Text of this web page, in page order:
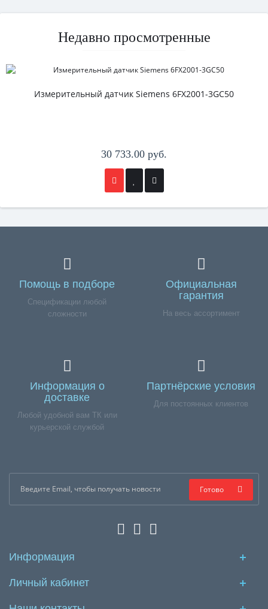
Недавно просмотренные
Измерительный датчик Siemens 6FX2001-3GC50
30 733.00 руб.
Помощь в подборе
Спецификации любой
сложности
Официальная
гарантия
На весь ассортимент
Информация о
доставке
Любой удобной вам ТК или
курьерской службой
Партнёрские условия
Для постоянных клиентов
Готово
Информация
Личный кабинет